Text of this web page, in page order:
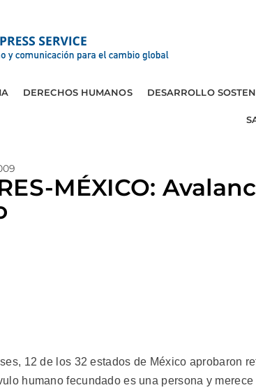
DERECHOS HUMANOS DESARROLLO
MÉXICO:
12 de los 32 estados de México aprobaron
humano fecundado es una persona y